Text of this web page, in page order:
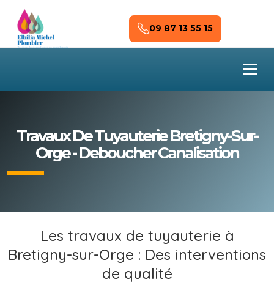
Skip to main content
09 87 13 55 15
Travaux De Tuyauterie Bretigny-Sur-
Orge - Deboucher Canalisation
Les travaux de tuyauterie à
Bretigny-sur-Orge : Des interventions
de qualité